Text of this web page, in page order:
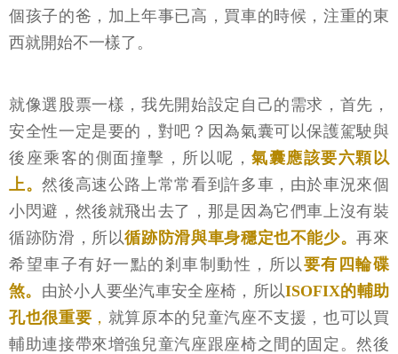
個孩子的爸，加上年事已高，買車的時候，注重的東
西就開始不一樣了。
就像選股票一樣，我先開始設定自己的需求，首先，
安全性一定是要的，對吧？因為氣囊可以保護駕駛與
後座乘客的側面撞擊，所以呢，氣囊應該要六顆以
上。然後高速公路上常常看到許多車，由於車況來個
小閃避，然後就飛出去了，那是因為它們車上沒有裝
循跡防滑，所以循跡防滑與車身穩定也不能少。再來
希望車子有好一點的剎車制動性，所以要有四輪碟
煞。 由於小人要坐汽車安全座椅，所以ISOFIX的輔助
孔也很重要 ， 就算原本的兒童汽座不支援，也可以買
輔助連接帶來增強兒童汽座跟座椅之間的固定。然後